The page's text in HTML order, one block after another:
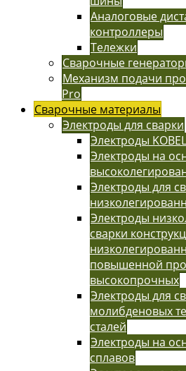
Аналоговые
контроллеры
Тележки
Сварочные
Механизм подачи
Pro
Сварочные материалы
Электроды для сварки
Электроды
Электроды на
Электроды для
Электроды
сварки
повышенной
высокопрочных
Электроды для
молибденовых
сталей
Электроды на
сплавов